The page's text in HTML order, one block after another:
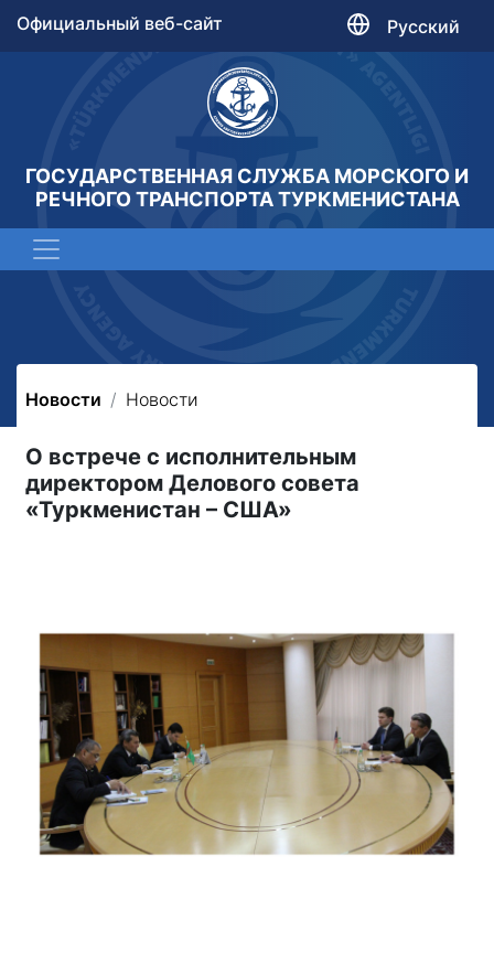
Официальный веб-сайт Русский
ГОСУДАРСТВЕННАЯ СЛУЖБА МОРСКОГО И
РЕЧНОГО ТРАНСПОРТА ТУРКМЕНИСТАНА
Новости Новости
О встрече с исполнительным
директором Делового совета
«Туркменистан – США»